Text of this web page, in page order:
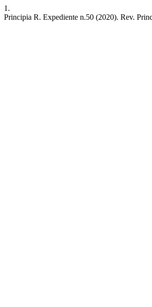
1.
Principia R. Expediente n.50 (2020). Rev.